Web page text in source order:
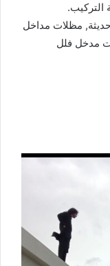
مظلات مداخل
مدخل فلل